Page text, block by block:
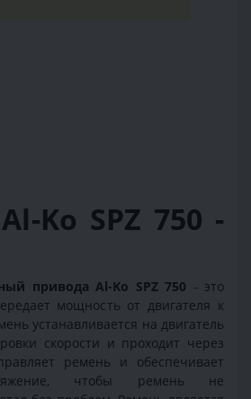
Ko SPZ 750 -
привода Al-Ko SPZ 750 - это
мощность от двигателя к
устанавливается на двигатель
скорости и проходит через
ремень и обеспечивает
чтобы ремень не